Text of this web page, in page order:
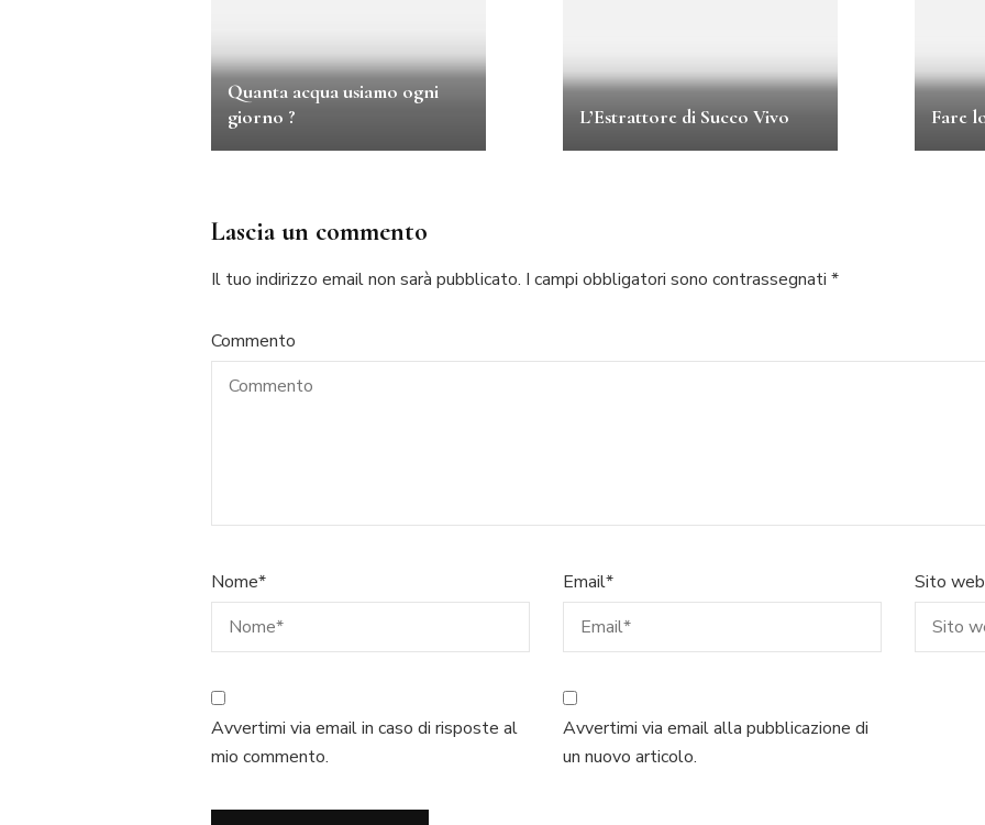
Quanta acqua usiamo ogni
giorno ?
L’Estrattore di Succo Vivo Fare
Lascia un commento
Il tuo indirizzo email non sarà pubblicato. I campi obbligatori sono contrassegnati *
Commento
Nome* Email* Sito web
Avvertimi via email in caso di risposte al
mio commento.
Avvertimi via email alla pubblicazione di
un nuovo articolo.